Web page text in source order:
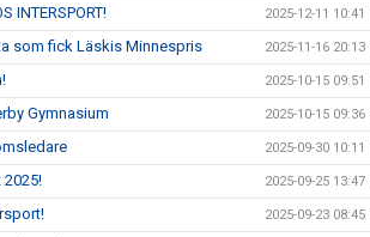
INTERSPORT! 2025-12-11 10:41
som fick Läskis Minnespris 2025-11-16 20:13
2025-10-15 09:51
Gymnasium 2025-10-15 09:36
2025-09-30 10:11
2025! 2025-09-25 13:47
2025-09-23 08:45